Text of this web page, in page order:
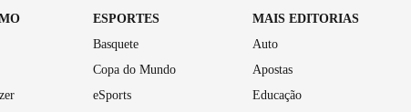
ESPORTES
Basquete
Copa do Mundo
eSports
MAIS EDITORIAS
Auto
Apostas
Educação